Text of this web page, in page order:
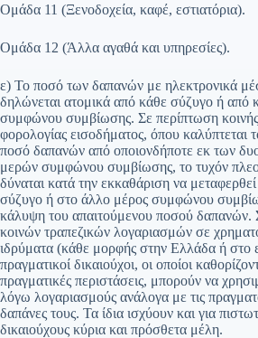
Ομάδα 11 (Ξενοδοχεία, καφέ, εστιατόρια).
Ομάδα 12 (Άλλα αγαθά και υπηρεσίες).
ε) Το ποσό των δαπανών με ηλεκτρονικά
δηλώνεται ατομικά από κάθε σύζυγο ή από
συμφώνου συμβίωσης. Σε περίπτωση
φορολογίας εισοδήματος, όπου καλύπτεται
ποσό δαπανών από οποιονδήποτε εκ των
μερών συμφώνου συμβίωσης, το τυχόν
δύναται κατά την εκκαθάριση να
σύζυγο ή στο άλλο μέρος συμφώνου
κάλυψη του απαιτούμενου ποσού δαπανών.
κοινών τραπεζικών λογαριασμών σε
ιδρύματα (κάθε μορφής στην Ελλάδα ή στο
πραγματικοί δικαιούχοι, οι οποίοι
πραγματικές περιστάσεις, μπορούν να
λόγω λογαριασμούς ανάλογα με τις
δαπάνες τους. Τα ίδια ισχύουν και για
δικαιούχους κύρια και πρόσθετα μέλη.